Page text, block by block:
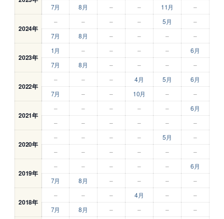
7月
8月 – – 11月 –
2024年
– – – – 5月
–
7月
8月 – – – –
2023年
1月 – – – –
6月
7月
8月 – – – –
2022年
– – – 4月 5月
6月
7月
– – 10月 – –
2021年
– – – – –
6月
–
– – – – –
2020年
– – – – 5月
–
–
– – – – –
2019年
– – – – –
6月
7月
8月 – – – –
2018年
– – – 4月 –
–
7月
8月 – – – –